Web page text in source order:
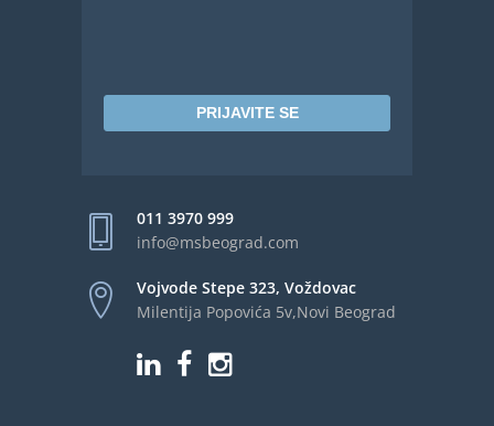
PRIJAVITE SE
011 3970 999
info@msbeograd.com
Vojvode Stepe 323, Voždovac
Milentija Popovića 5v,Novi Beograd